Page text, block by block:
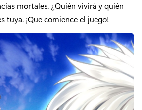
mortales. ¿Quién vivirá y quién
tuya. ¡Que comience el juego!